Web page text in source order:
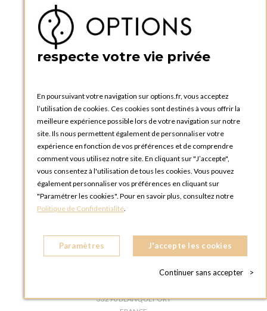
Accéder à mon compte
Ma liste d'envies
Blog Options
Tutoriels
OPTIONS AIX EN PROVENCE
375, rue Mayor de Montricher, Pôle d'activités Aix Les Milles
FRANCE
Téléphone :
+33 4 86 91 16 64
OPTIONS BORDEAUX
33290 BLANQUEFORT
respecte votre vie privée
En poursuivant votre navigation sur options.fr, vous acceptez
l’utilisation de cookies. Ces cookies sont destinés à vous offrir la
meilleure expérience possible lors de votre navigation sur notre
site. Ils nous permettent également de personnaliser votre
expérience en fonction de vos préférences et de comprendre
comment vous utilisez notre site. En cliquant sur "J’accepte",
vous consentez à l'utilisation de tous les cookies. Vous pouvez
également personnaliser vos préférences en cliquant sur
"Paramétrer les cookies". Pour en savoir plus, consultez notre
Politique de Confidentialité.
Paramètres J'accepte les cookies
Continuer sans accepter >